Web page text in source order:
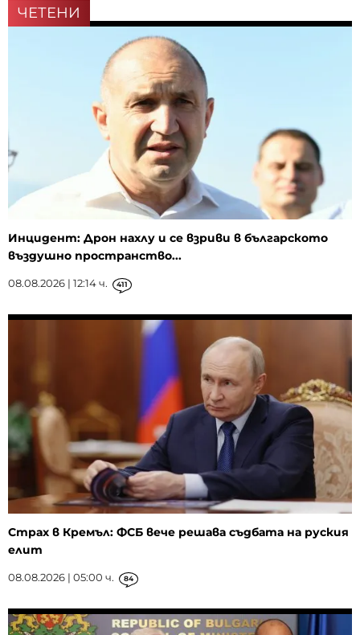
ЧЕТЕНИ
Инцидент: Дрон нахлу и се взриви в българското
въздушно пространство...
08.08.2026 | 12:14 ч. 411
Страх в Кремъл: ФСБ вече решава съдбата на руския
елит
08.08.2026 | 05:00 ч. 84